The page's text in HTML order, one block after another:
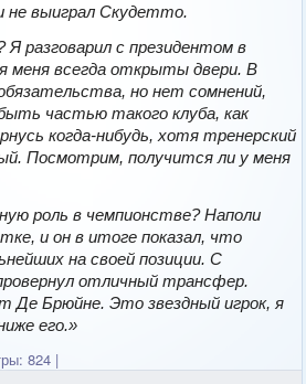
не выиграл Скудетто.
Я разговарил с президентом в
меня всегда открыты двери. В
но нет сомнений,
частью такого клуба, как
когда-нибудь, хотя тренерский
Посмотрим, получится ли у меня
роль в чемпионстве? Наполи
и он в итоге показал, что
на своей позиции. С
отличный трансфер.
Де Брюйне. Это звездный игрок, я
его.»
824 |